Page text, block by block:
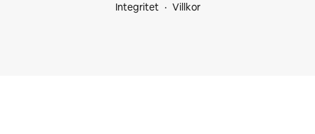
Integritet
Villkor